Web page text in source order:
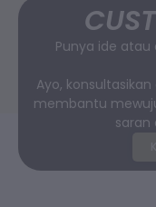
Punya ide atau
Ayo,
membantu
saran